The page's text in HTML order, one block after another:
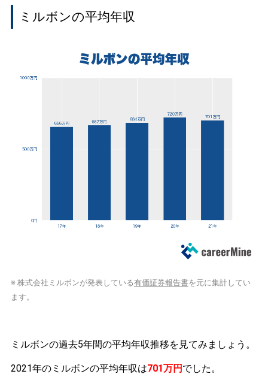
ミルボンの平均年収
※ 株式会社ミルボンが発表している有価証券報告書を元に集計してい
ます。
ミルボンの過去5年間の平均年収推移を見てみましょう。
2021年のミルボンの平均年収は701万円 でした。